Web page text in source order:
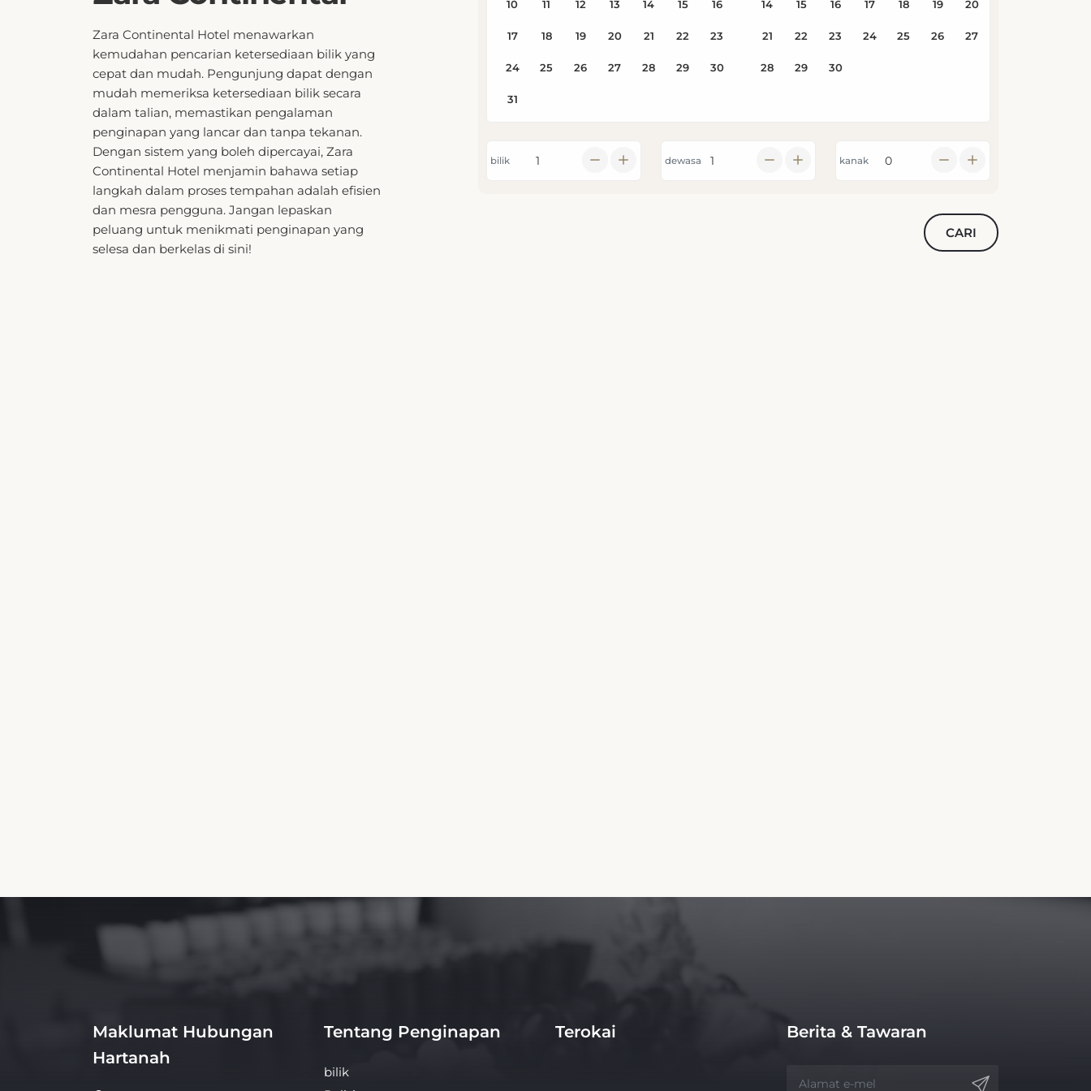
Zara Continental Hotel menawarkan
kemudahan pencarian ketersediaan bilik yang
cepat dan mudah. Pengunjung dapat dengan
mudah memeriksa ketersediaan bilik secara
dalam talian, memastikan pengalaman
penginapan yang lancar dan tanpa tekanan.
Dengan sistem yang boleh dipercayai, Zara
Continental Hotel menjamin bahawa setiap
langkah dalam proses tempahan adalah efisien
dan mesra pengguna. Jangan lepaskan
peluang untuk menikmati penginapan yang
selesa dan berkelas di sini!
bilik dewasa kanak
CARI
Maklumat Hubungan
Hartanah
Tentang Penginapan
bilik
Terokai Berita & Tawaran